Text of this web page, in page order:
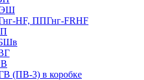
HF, ППГнг-FRHF
(ПВ-3) в коробке